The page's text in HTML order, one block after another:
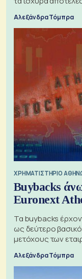
Αλεξάνδρα Τόμπρα
XΡΗΜΑΤΙΣΤΗΡΙΟ
Buybacks
Euronext
Τα buybacks
ως δεύτερο
μετόχους των
Αλεξάνδρα Τόμπρα